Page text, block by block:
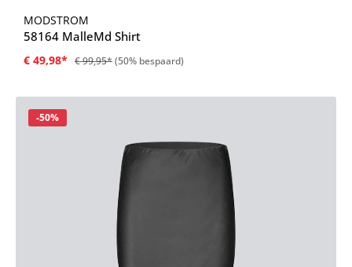
MODSTROM
58164 MalleMd Shirt
€ 49,98* € 99,95*(50% bespaard)
Korting
-50%